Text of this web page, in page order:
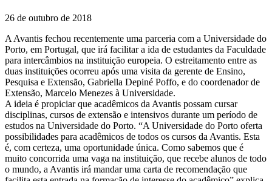
26 de outubro de 2018
A Avantis fechou recentemente uma parceria com a Universidade do
Porto, em Portugal, que irá facilitar a ida de estudantes da Faculdade
para intercâmbios na instituição europeia. O estreitamento entre as
duas instituições ocorreu após uma visita da gerente de Ensino,
Pesquisa e Extensão, Gabriella Depiné Poffo, e do coordenador de
Extensão, Marcelo Menezes à Universidade.
A ideia é propiciar que acadêmicos da Avantis possam cursar
disciplinas, cursos de extensão e intensivos durante um período de
estudos na Universidade do Porto. “A Universidade do Porto oferta
possibilidades para acadêmicos de todos os cursos da Avantis. Esta
é, com certeza, uma oportunidade única. Como sabemos que é
muito concorrida uma vaga na instituição, que recebe alunos de todo
o mundo, a Avantis irá mandar uma carta de recomendação que